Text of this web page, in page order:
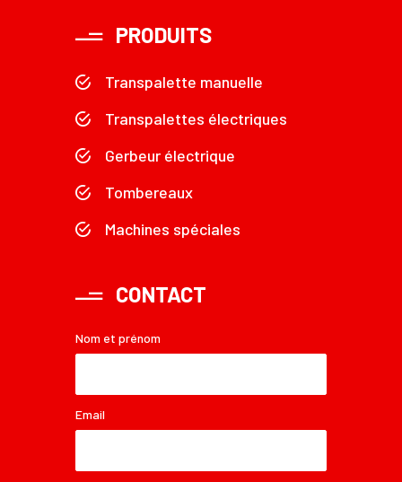
PRODUITS
Transpalette manuelle
Transpalettes électriques
Gerbeur électrique
Tombereaux
Machines spéciales
CONTACT
Nom et prénom
Email